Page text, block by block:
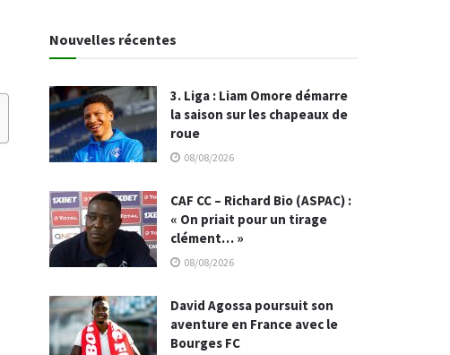
Nouvelles récentes
3. Liga : Liam Omore démarre
la saison sur les chapeaux de
roue
08/08/2026
CAF CC – Richard Bio (ASPAC) :
« On priait pour un tirage
clément… »
08/08/2026
David Agossa poursuit son
aventure en France avec le
Bourges FC